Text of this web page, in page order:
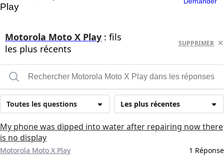
Play
Motorola Moto X Play : fils
les plus récents
SUPPRIMER
Les plus récentes
Toutes les questions
My phone was dipped into water after repairing now there
is no display
Motorola Moto X Play 1 Réponse